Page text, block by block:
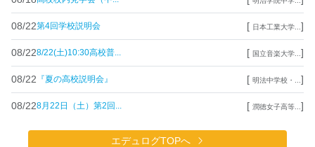
08/22第4回学校説明会 [ 日本工業大学... ]
08/228/22(土)10:30高校普... [ 国立音楽大学... ]
08/22 『夏の高校説明会』 [ 明法中学校・... ]
08/228月22日（土）第2回... [ 潤徳女子高等... ]
エデュログTOPへ